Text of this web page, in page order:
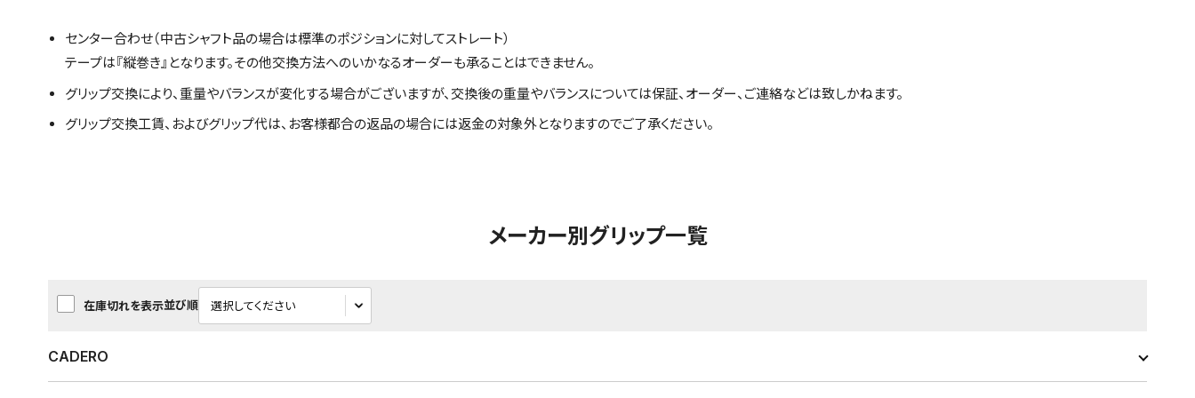
センター合わせ（中古シャフト品の場合は標準のポジションに対してストレート）
テープは『縦巻き』となります。その他交換方法へのいかなるオーダーも承ることはできません。
グリップ交換により、重量やバランスが変化する場合がございますが、交換後の重量やバランスについては保証、オーダー、ご連絡などは致しかねます。
グリップ交換工賃、およびグリップ代は、お客様都合の返品の場合には返金の対象外となりますのでご了承ください。
メーカー別グリップ一覧
在庫切れを表示並び順
CADERO